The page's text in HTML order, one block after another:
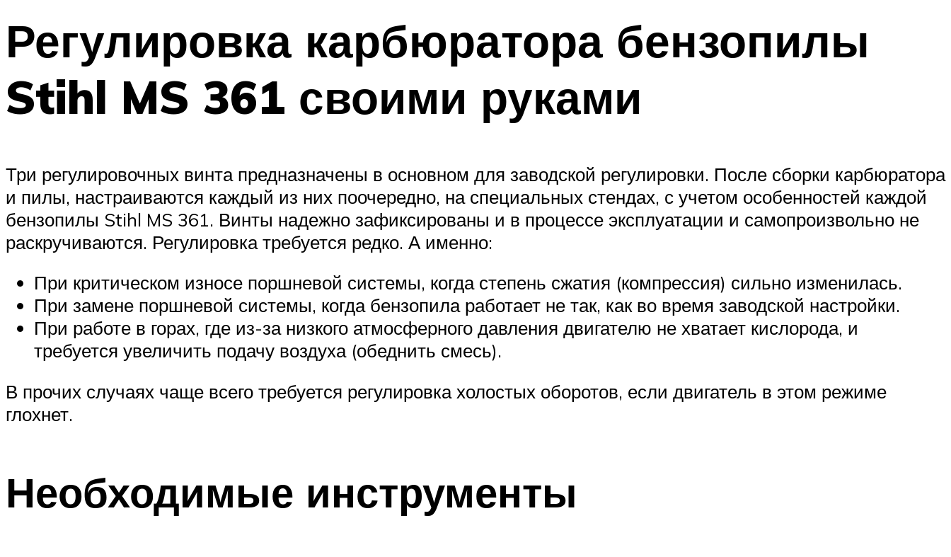
Регулировка карбюратора бензопилы
Stihl MS 361 своими руками
Три регулировочных винта предназначены в основном для заводской регулировки. После сборки карбюратора
и пилы, настраиваются каждый из них поочередно, на специальных стендах, с учетом особенностей каждой
бензопилы Stihl MS 361. Винты надежно зафиксированы и в процессе эксплуатации и самопроизвольно не
раскручиваются. Регулировка требуется редко. А именно:
При критическом износе поршневой системы, когда степень сжатия (компрессия) сильно изменилась.
При замене поршневой системы, когда бензопила работает не так, как во время заводской настройки.
При работе в горах, где из-за низкого атмосферного давления двигателю не хватает кислорода, и
требуется увеличить подачу воздуха (обеднить смесь).
В прочих случаях чаще всего требуется регулировка холостых оборотов, если двигатель в этом режиме
глохнет.
Необходимые инструменты